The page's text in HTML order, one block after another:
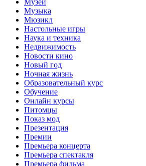
Музыка
Мюзикл
Настольные игры
Наука и техника
Недвижимость
Новости кино
Новый год
Ночная жизнь
Образовательный курс
Обучение
Онлайн курсы
Питомцы
Показ мод
Презентация
Премии
Премьера концерта
Премьера спектакля
Премьера фильма